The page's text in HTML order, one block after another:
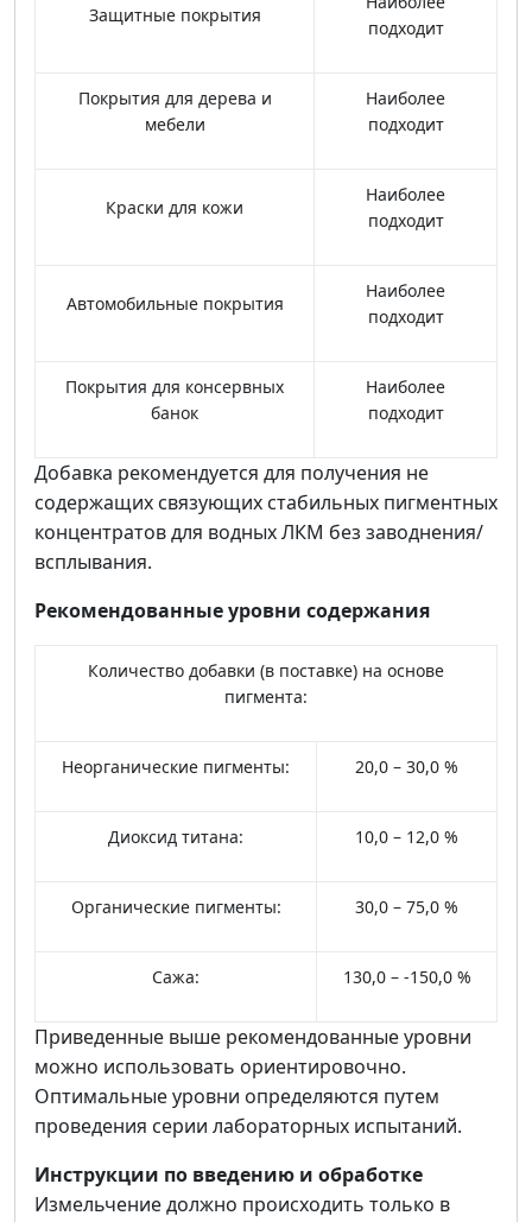
Защитные покрытия
подходит
Покрытия для дерева и
мебели
Наиболее
подходит
Краски для кожи
Наиболее
подходит
Автомобильные покрытия
Наиболее
подходит
Покрытия для консервных
банок
Наиболее
подходит
Добавка рекомендуется для получения не
содержащих связующих стабильных пигментных
концентратов для водных ЛКМ без заводнения/
всплывания.
Рекомендованные уровни содержания
Количество добавки (в поставке) на основе
пигмента:
Неорганические пигменты: 20,0 – 30,0 %
Диоксид титана: 10,0 – 12,0 %
Органические пигменты: 30,0 – 75,0 %
Сажа: 130,0 – -150,0 %
Приведенные выше рекомендованные уровни
можно использовать ориентировочно.
Оптимальные уровни определяются путем
проведения серии лабораторных испытаний.
Инструкции по введению и обработке
Измельчение должно происходить только в